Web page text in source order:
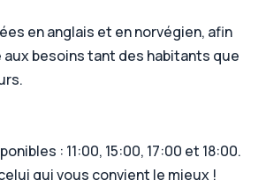
en anglais et en norvégien, afin
aux besoins tant des habitants que
: 11:00, 15:00, 17:00 et 18:00.
qui vous convient le mieux !